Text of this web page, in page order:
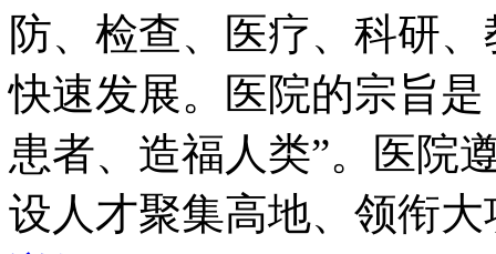
防、检查、医疗、科研
快速发展。医院的宗旨
患者、造福人类”。医院
设人才聚集高地、领衔